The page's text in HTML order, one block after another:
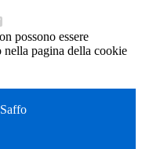
possono essere
pagina della cookie